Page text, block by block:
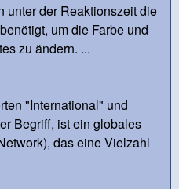
unter der Reaktionszeit die
um die Farbe und
zu ändern. ...
"International" und
Begriff, ist ein globales
das eine Vielzahl